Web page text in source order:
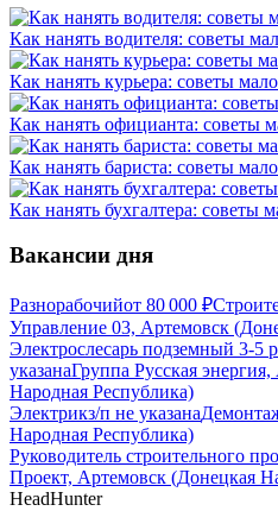
Как нанять водителя: советы
Как нанять курьера: советы
Как нанять официанта: советы
Как нанять бариста: советы
Как нанять бухгалтера: советы
Вакансии дня
Разнорабочийот 80 000 ₽
Управление 03, Артемовск
Электрослесарь подземный 3-5
указанаГруппа Русская
Народная Республика)
Электрикз/п не указана
Народная Республика)
Руководитель строительного
Проект, Артемовск (Донецкая
HeadHunter